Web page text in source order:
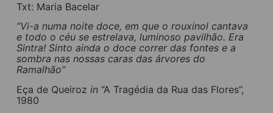
Txt: Maria Bacelar
“Vi-a numa noite doce, em que o rouxinol cantava
e todo o céu se estrelava, luminoso pavilhão. Era
Sintra! Sinto ainda o doce correr das fontes e a
sombra nas nossas caras das árvores do
Ramalhão”
Eça de Queirozin “A Tragédia da Rua das Flores”,
1980